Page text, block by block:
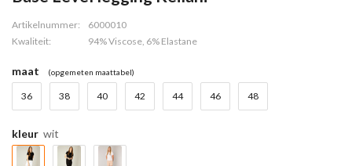
Artikelnummer:
6000010
Kwaliteit:
94% Viscose, 6% Elastane
maat (opgemeten maattabel)
36 38 40 42 44 46 48
kleur wit